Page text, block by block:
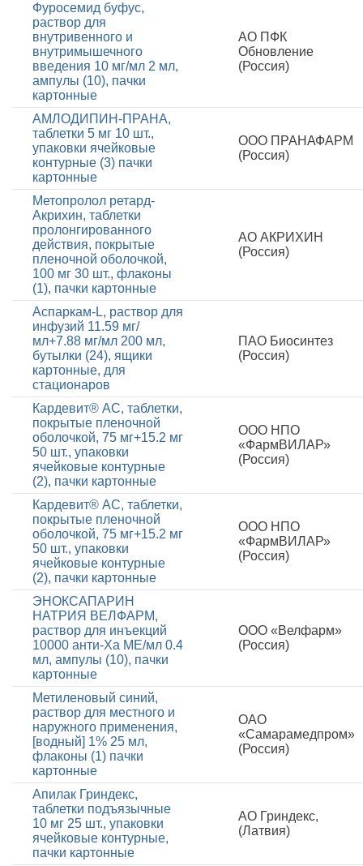
Фуросемид буфус,
раствор для
внутривенного и
внутримышечного
введения 10 мг/мл 2 мл,
ампулы (10), пачки
картонные
АО ПФК
Обновление
(Россия)
АМЛОДИПИН-ПРАНА,
таблетки 5 мг 10 шт.,
упаковки ячейковые
контурные (3) пачки
картонные
ООО ПРАНАФАРМ
(Россия)
Метопролол ретард-
Акрихин, таблетки
пролонгированного
действия, покрытые
пленочной оболочкой,
100 мг 30 шт., флаконы
(1), пачки картонные
АО АКРИХИН
(Россия)
Аспаркам-L, раствор для
инфузий 11.59 мг/
мл+7.88 мг/мл 200 мл,
бутылки (24), ящики
картонные, для
стационаров
ПАО Биосинтез
(Россия)
Кардевит® АС, таблетки,
покрытые пленочной
оболочкой, 75 мг+15.2 мг
50 шт., упаковки
ячейковые контурные
(2), пачки картонные
ООО НПО
«ФармВИЛАР»
(Россия)
Кардевит® АС, таблетки,
покрытые пленочной
оболочкой, 75 мг+15.2 мг
50 шт., упаковки
ячейковые контурные
(2), пачки картонные
ООО НПО
«ФармВИЛАР»
(Россия)
ЭНОКСАПАРИН
НАТРИЯ ВЕЛФАРМ,
раствор для инъекций
10000 анти-Ха МЕ/мл 0.4
мл, ампулы (10), пачки
картонные
ООО «Велфарм»
(Россия)
Метиленовый синий,
раствор для местного и
наружного применения,
[водный] 1% 25 мл,
флаконы (1) пачки
картонные
ОАО
«Самарамедпром»
(Россия)
Апилак Гриндекс,
таблетки подъязычные
10 мг 25 шт., упаковки
ячейковые контурные,
пачки картонные
АО Гриндекс,
(Латвия)